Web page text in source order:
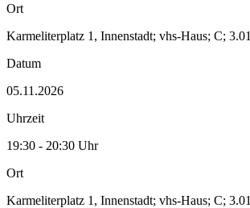
Ort
Karmeliterplatz 1, Innenstadt; vhs-Haus; C; 3.01
Datum
05.11.2026
Uhrzeit
19:30 - 20:30 Uhr
Ort
Karmeliterplatz 1, Innenstadt; vhs-Haus; C; 3.01